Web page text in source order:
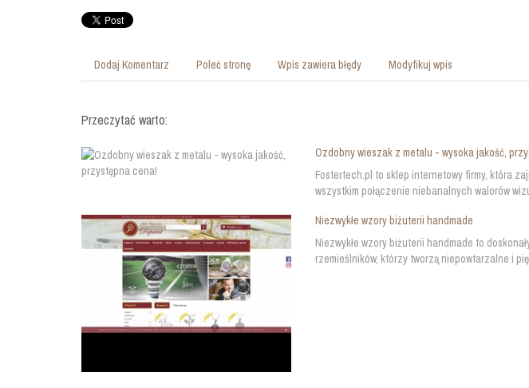
Dodaj Komentarz Poleć stronę Wpis zawiera błędy Modyfikuj wpis
Przeczytać warto:
Ozdobny wieszak z metalu - wysoka jakość,
Fostertech.pl to sklep internetowy firmy, która
wszystkim połączenie niebanalnych walorów
Niezwykłe wzory biżuterii handmade
Niezwykłe wzory biżuterii handmade to
rzemieślników, którzy tworzą niepowtarzalne i